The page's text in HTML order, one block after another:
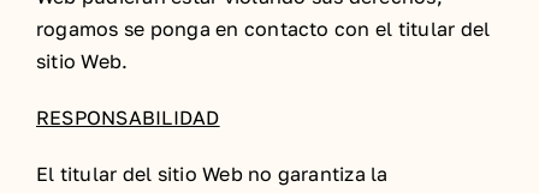
rogamos se ponga en contacto con el titular del
sitio Web.
RESPONSABILIDAD
El titular del sitio Web no garantiza la